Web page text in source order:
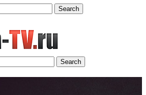
Search
Search